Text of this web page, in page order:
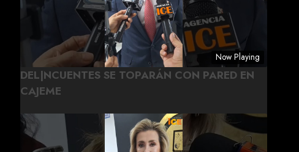
Now Playing
DEL|NCUENTES SE TOPARÁN CON PARED EN
CAJEME